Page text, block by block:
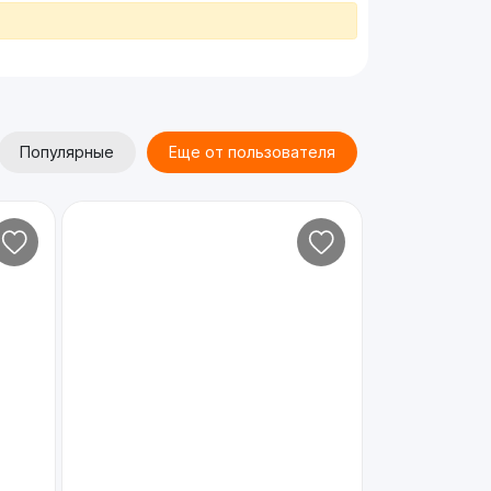
Популярные Еще от пользователя